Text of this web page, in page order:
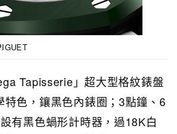
Tapisserie」超大型格紋錶盤
特色，鑲黑色內錶圈；3點鐘、6
有黑色蝸形計時器，過18K白